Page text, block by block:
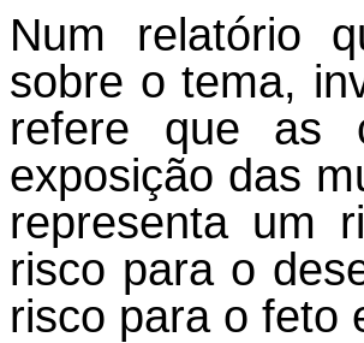
Num relatório
sobre o tema,
refere que as
exposição das
representa um
risco para o
risco para o feto